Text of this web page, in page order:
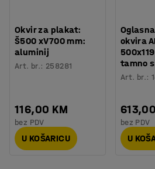
Okvir za plakat:
Š500 xV700 mm:
aluminij
Art. br.: 258281
116,00 KM
bez PDV
U KOŠARICU
okvira
tamno
Art. br.:
bez PDV
U